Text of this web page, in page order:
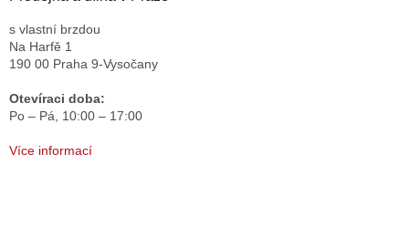
s vlastní brzdou
Na Harfě 1
190 00 Praha 9-Vysočany
Otevíraci doba:
Po – Pá, 10:00 – 17:00
Více informací